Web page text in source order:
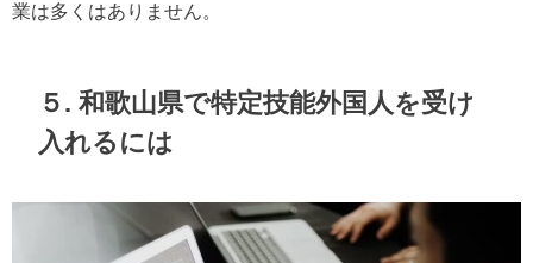
業は多くはありません。
５. 和歌山県で特定技能外国人を受け
入れるには